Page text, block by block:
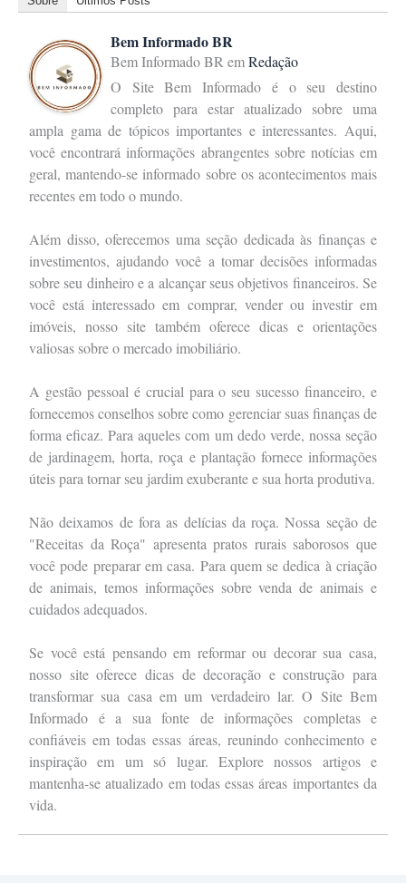
Bem Informado BR
Bem Informado BR emRedação
O Site Bem Informado é o seu destino
completo para estar atualizado sobre uma
ampla gama de tópicos importantes e interessantes. Aqui,
você encontrará informações abrangentes sobre notícias em
geral, mantendo-se informado sobre os acontecimentos mais
recentes em todo o mundo.
Além disso, oferecemos uma seção dedicada às finanças e
investimentos, ajudando você a tomar decisões informadas
sobre seu dinheiro e a alcançar seus objetivos financeiros. Se
você está interessado em comprar, vender ou investir em
imóveis, nosso site também oferece dicas e orientações
valiosas sobre o mercado imobiliário.
A gestão pessoal é crucial para o seu sucesso financeiro, e
fornecemos conselhos sobre como gerenciar suas finanças de
forma eficaz. Para aqueles com um dedo verde, nossa seção
de jardinagem, horta, roça e plantação fornece informações
úteis para tornar seu jardim exuberante e sua horta produtiva.
Não deixamos de fora as delícias da roça. Nossa seção de
"Receitas da Roça" apresenta pratos rurais saborosos que
você pode preparar em casa. Para quem se dedica à criação
de animais, temos informações sobre venda de animais e
cuidados adequados.
Se você está pensando em reformar ou decorar sua casa,
nosso site oferece dicas de decoração e construção para
transformar sua casa em um verdadeiro lar. O Site Bem
Informado é a sua fonte de informações completas e
confiáveis em todas essas áreas, reunindo conhecimento e
inspiração em um só lugar. Explore nossos artigos e
mantenha-se atualizado em todas essas áreas importantes da
vida.